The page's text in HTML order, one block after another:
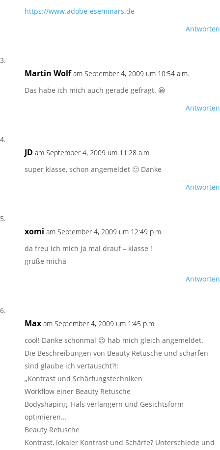
https://www.adobe-eseminars.de
Antworten
Martin Wolf am September 4, 2009 um 10:54 a.m.
Das habe ich mich auch gerade gefragt. 😀
Antworten
JD am September 4, 2009 um 11:28 a.m.
super klasse, schon angemeldet 🙂 Danke
Antworten
xomi am September 4, 2009 um 12:49 p.m.
da freu ich mich ja mal drauf – klasse !
grüße micha
Antworten
Max am September 4, 2009 um 1:45 p.m.
cool! Danke schonmal 😉 hab mich gleich angemeldet.
Die Beschreibungen von Beauty Retusche und schärfen
sind glaube ich vertauscht?!:
„Kontrast und Schärfungstechniken
Workflow einer Beauty Retusche
Bodyshaping, Hals verlängern und Gesichtsform
optimieren…
Beauty Retusche
Kontrast, lokaler Kontrast und Schärfe? Unterschiede und